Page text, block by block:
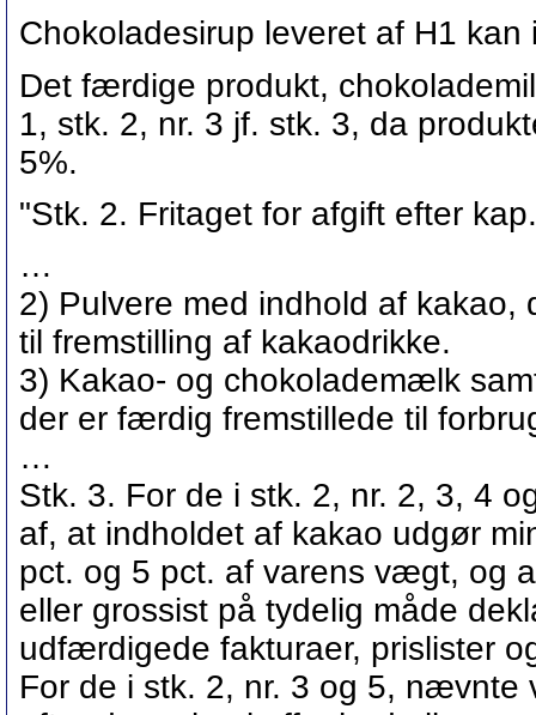
Chokoladesirup leveret af H1
Det færdige produkt,
1, stk. 2, nr. 3 jf. stk. 3, da
5%.
"Stk. 2. Fritaget for afgift efter
…
2) Pulvere med indhold af
til fremstilling af kakaodrikke.
3) Kakao- og chokolademælk
der er færdig fremstillede til
…
Stk. 3. For de i stk. 2, nr. 2, 3, 4
af, at indholdet af kakao udgør
pct. og 5 pct. af varens vægt, og
eller grossist på tydelig måde
udfærdigede fakturaer, prislister
For de i stk. 2, nr. 3 og 5, nævnte